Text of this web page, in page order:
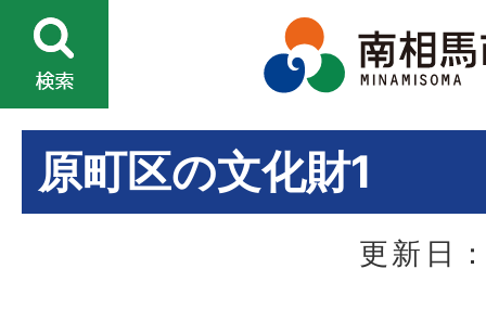
原町区の文化財1
更新日